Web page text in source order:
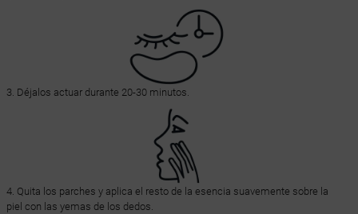
3. Déjalos actuar durante 20-30 minutos.
4. Quita los parches y aplica el resto de la esencia suavemente sobre la
piel con las yemas de los dedos.